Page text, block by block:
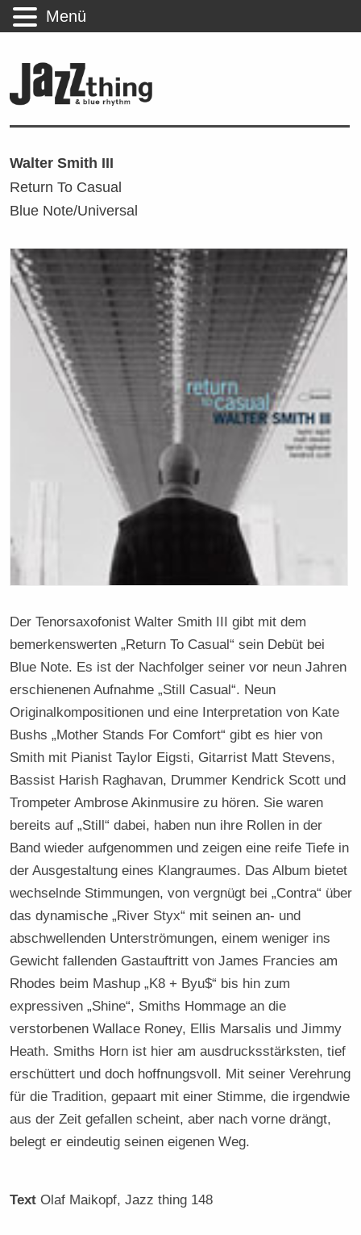
Walter Smith III
Return To Casual
Blue Note/Universal
Der Tenorsaxofonist Walter Smith III gibt mit dem
bemerkenswerten „Return To Casual“ sein Debüt bei
Blue Note. Es ist der Nachfolger seiner vor neun Jahren
erschienenen Aufnahme „Still Casual“. Neun
Originalkompositionen und eine Interpretation von Kate
Bushs „Mother Stands For Comfort“ gibt es hier von
Smith mit Pianist Taylor Eigsti, Gitarrist Matt Stevens,
Bassist Harish Raghavan, Drummer Kendrick Scott und
Trompeter Ambrose Akinmusire zu hören. Sie waren
bereits auf „Still“ dabei, haben nun ihre Rollen in der
Band wieder aufgenommen und zeigen eine reife Tiefe in
der Ausgestaltung eines Klangraumes. Das Album bietet
wechselnde Stimmungen, von vergnügt bei „Contra“ über
das dynamische „River Styx“ mit seinen an- und
abschwellenden Unterströmungen, einem weniger ins
Gewicht fallenden Gastauftritt von James Francies am
Rhodes beim Mashup „K8 + Byu$“ bis hin zum
expressiven „Shine“, Smiths Hommage an die
verstorbenen Wallace Roney, Ellis Marsalis und Jimmy
Heath. Smiths Horn ist hier am ausdrucksstärksten, tief
erschüttert und doch hoffnungsvoll. Mit seiner Verehrung
für die Tradition, gepaart mit einer Stimme, die irgendwie
aus der Zeit gefallen scheint, aber nach vorne drängt,
belegt er eindeutig seinen eigenen Weg.
Text Olaf Maikopf, Jazz thing 148
Menü